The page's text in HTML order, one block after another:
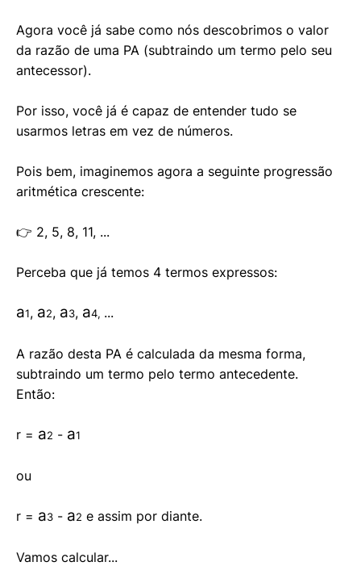
Agora você já sabe como nós descobrimos o valor
da razão de uma PA (subtraindo um termo pelo seu
antecessor).
Por isso, você já é capaz de entender tudo se
usarmos letras em vez de números.
Pois bem, imaginemos agora a seguinte progressão
aritmética crescente:
👉 2, 5, 8, 11, ...
Perceba que já temos 4 termos expressos:
a1, a2, a3, a4, ...
A razão desta PA é calculada da mesma forma,
subtraindo um termo pelo termo antecedente.
Então:
r = a2 - a1
ou
r = a3 - a2 e assim por diante.
Vamos calcular...